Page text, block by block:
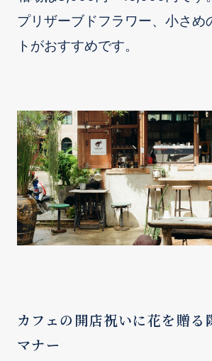
プリザーブドフラワー、小さめ
トがおすすめです。
カフェの開店祝いに花を贈る
マナー